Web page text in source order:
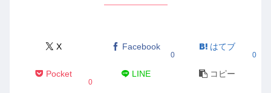
X Facebook
0
はてブ
0
Pocket
0
LINE コピー